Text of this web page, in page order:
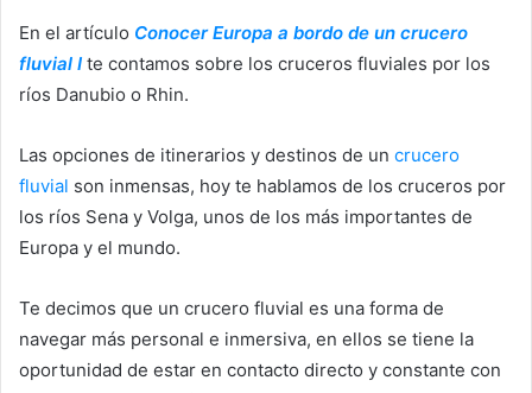
En el artículo Conocer Europa a bordo de un crucero
fluvial I te contamos sobre los cruceros fluviales por los
ríos Danubio o Rhin.
Las opciones de itinerarios y destinos de un crucero
fluvial son inmensas, hoy te hablamos de los cruceros por
los ríos Sena y Volga, unos de los más importantes de
Europa y el mundo.
Te decimos que un crucero fluvial es una forma de
navegar más personal e inmersiva, en ellos se tiene la
oportunidad de estar en contacto directo y constante con